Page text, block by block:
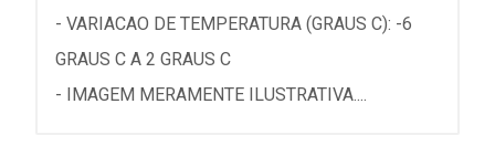
- VARIACAO DE TEMPERATURA (GRAUS C): -6
GRAUS C A 2 GRAUS C
- IMAGEM MERAMENTE ILUSTRATIVA....